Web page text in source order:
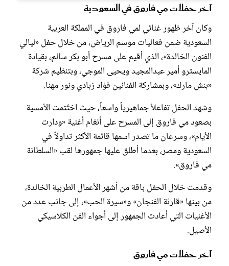
آخر حفلات مي فاروق في السعودية
وكان آخر ظهور غنائي لمي فاروق في المملكة العربية
السعودية ضمن فعاليات موسم الرياض، من خلال حفل «ليالي
الفنون الخالدة»، الذي أقيم على مسرح أبو بكر سالم، بقيادة
المايسترو أمير عبدالمجيد ويحيى الموجي، وبتنظيم شركة
«بنش مارك»، وبمشاركة الفنانين فؤاد زبادي ونور مهنا.
وشهد الحفل تفاعلاً جماهيرياً واسعاً، حيث اختُتمت الأمسية
بصعود مي فاروق إلى المسرح على أنغام أغنية «ودارت
الأيام»، وسرعان ما تصدر اسمها قائمة الأكثر تداولاً في
السعودية ومصر، بعدما أطلق عليها جمهورها لقب «السلطانة
مي فاروق».
وقدمت خلال الحفل باقة من أشهر الأعمال الطربية الخالدة،
من بينها «قارئة الفنجان» و«سيرة الحب»، إلى جانب عدد من
الأغنيات التي أعادت الجمهور إلى أجواء الفن الكلاسيكي
الأصيل.
آخر حفلات مي فاروق